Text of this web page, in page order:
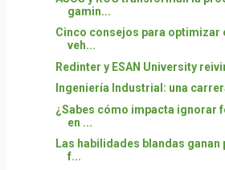
gamin...
Cinco consejos para optimizar
veh...
Redinter y ESAN University
Ingeniería Industrial: una
¿Sabes cómo impacta ignorar
en ...
Las habilidades blandas
f...